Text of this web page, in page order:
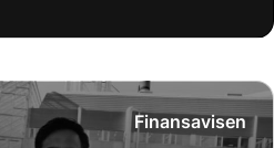
Finansavisen